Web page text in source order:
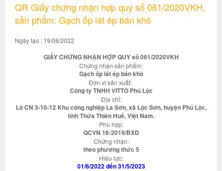
QR Giấy chứng nhận hợp quy số 061/2020VKH,
sản phẩm: Gạch ốp lát ép bán khô
Ngày tạo : 19/06/2022
GIẤY CHỨNG NHẬN HỢP QUY số 061/2020VKH
Chứng nhận sản phẩm:
Gạch ốp lát ép bán khô
Đơn vị sản xuất:
Công ty TNHH VITTO Phú Lộc
Địa chỉ:
Lô CN 3-10-12 Khu công nghiệp La Sơn, xã Lộc Sơn, huyện Phú Lộc,
tỉnh Thừa Thiên Huế, Việt Nam.
Phù hợp:
QCVN 16:2019/BXD
Chứng nhận:
theo phương thức 5
Hiệu lực:
01/6/2022 đến 31/5/2023